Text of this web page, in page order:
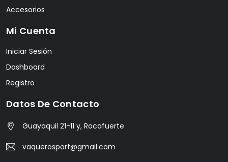
Accesorios
Mi Cuenta
Iniciar Sesión
Dashboard
Registro
Datos De Contacto
Guayaquil 21-11 y, Rocafuerte
vaquerosport@gmail.com